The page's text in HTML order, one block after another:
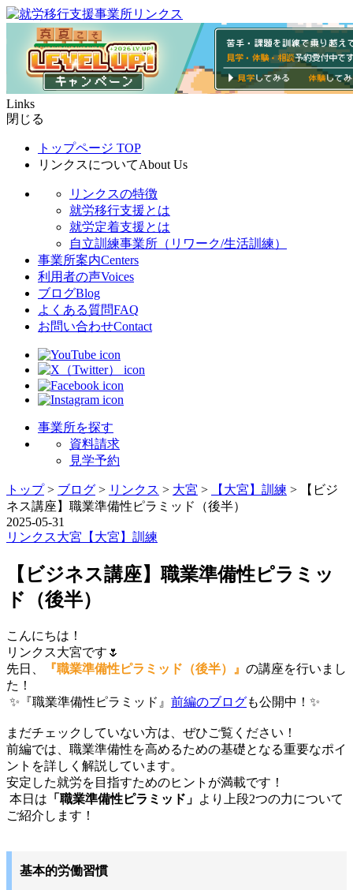
Links
閉じる
トップページ TOP
リンクスについてAbout Us
リンクスの特徴
就労移行支援とは
就労定着支援とは
自立訓練事業所（リワーク/生活訓練）
事業所案内Centers
利用者の声Voices
ブログBlog
よくある質問FAQ
お問い合わせContact
事業所を探す
資料請求
見学予約
トップ> ブログ > リンクス > 大宮 > 【大宮】訓練 >
【ビジ
ネス講座】職業準備性ピラミッド（後半）
2025-05-31
リンクス大宮 【大宮】訓練
【ビジネス講座】職業準備性ピラミッ
ド（後半）
こんにちは！
リンクス大宮です🌷
先日、
『職業準備性ピラミッド（後半）』 の講座を行いまし
た！
✨『職業準備性ピラミッド』 前編のブログも公開中！✨
まだチェックしていない方は、ぜひご覧ください！
前編では、職業準備性を高めるための基礎となる重要なポイ
ントを詳しく解説しています。
安定した就労を目指すためのヒントが満載です！
本日は 「職業準備性ピラミッド」 より上段2つの力について
ご紹介します！
基本的労働習慣